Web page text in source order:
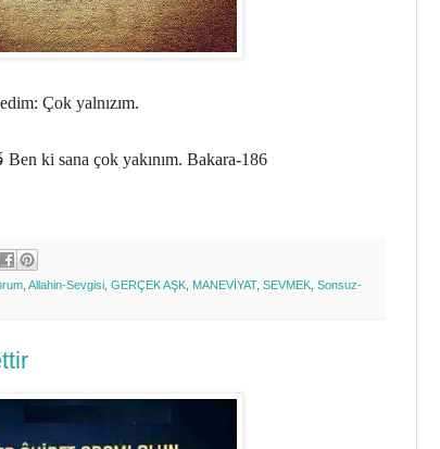
Çok yalnızım.
Ben ki sana çok yakınım. Bakara-186
Allahin-Sevgisi GERÇEK AŞK MANEVİYAT, SEVMEK Sonsuz-